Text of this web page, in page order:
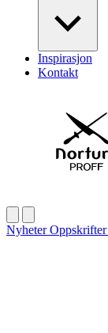
Inspirasjon
Kontakt
NyheterOppskrifter